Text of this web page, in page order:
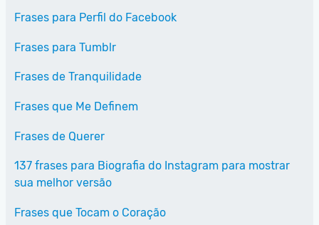
Frases para Perfil do Facebook
Frases para Tumblr
Frases de Tranquilidade
Frases que Me Definem
Frases de Querer
137 frases para Biografia do Instagram para mostrar
sua melhor versão
Frases que Tocam o Coração